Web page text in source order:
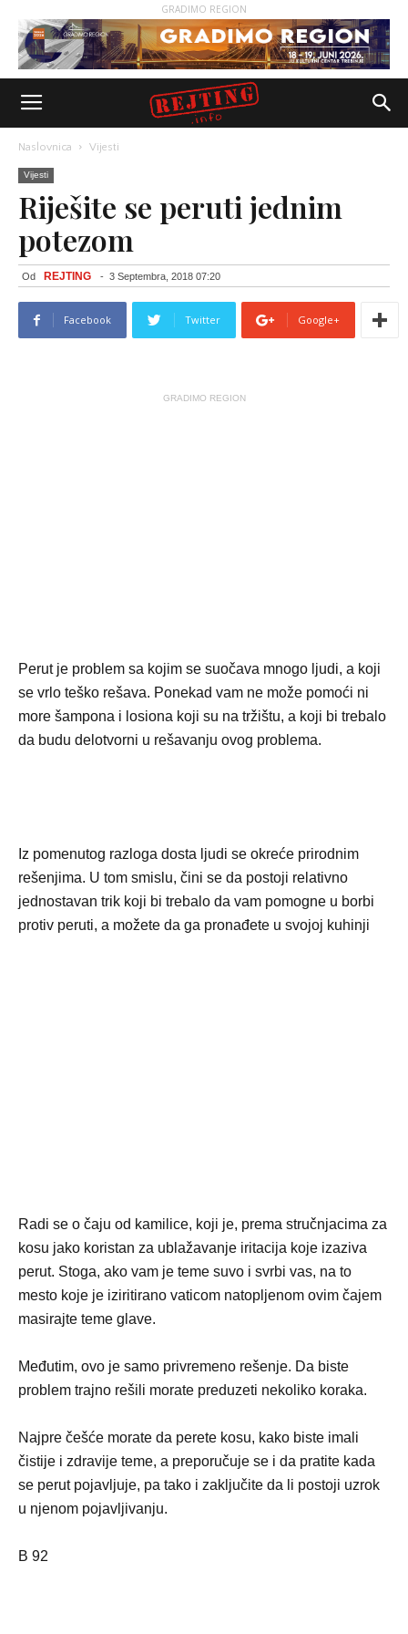
GRADIMO REGION
Naslovnica Vijesti
Vijesti
Riješite se peruti jednim
potezom
Od REJTING - 3 Septembra, 2018 07:20
Facebook Twitter Google+
GRADIMO REGION
Perut je problem sa kojim se suočava mnogo ljudi, a koji
se vrlo teško rešava. Ponekad vam ne može pomoći ni
more šampona i losiona koji su na tržištu, a koji bi trebalo
da budu delotvorni u rešavanju ovog problema.
Iz pomenutog razloga dosta ljudi se okreće prirodnim
rešenjima. U tom smislu, čini se da postoji relativno
jednostavan trik koji bi trebalo da vam pomogne u borbi
protiv peruti, a možete da ga pronađete u svojoj kuhinji
Radi se o čaju od kamilice, koji je, prema stručnjacima za
kosu jako koristan za ublažavanje iritacija koje izaziva
perut. Stoga, ako vam je teme suvo i svrbi vas, na to
mesto koje je iziritirano vaticom natopljenom ovim čajem
masirajte teme glave.
Međutim, ovo je samo privremeno rešenje. Da biste
problem trajno rešili morate preduzeti nekoliko koraka.
Najpre češće morate da perete kosu, kako biste imali
čistije i zdravije teme, a preporučuje se i da pratite kada
se perut pojavljuje, pa tako i zaključite da li postoji uzrok
u njenom pojavljivanju.
B 92